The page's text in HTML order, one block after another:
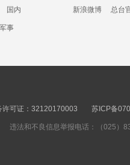
国内
军事
新浪微博 总台
许可证：32120170003 苏ICP备
违法和不良信息举报电话：（025）